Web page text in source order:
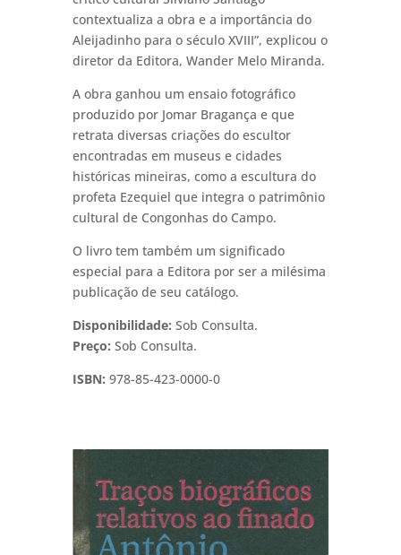
contextualiza a obra e a importância do
Aleijadinho para o século XVIII”, explicou o
diretor da Editora, Wander Melo Miranda.
A obra ganhou um ensaio fotográfico
produzido por Jomar Bragança e que
retrata diversas criações do escultor
encontradas em museus e cidades
históricas mineiras, como a escultura do
profeta Ezequiel que integra o patrimônio
cultural de Congonhas do Campo.
O livro tem também um significado
especial para a Editora por ser a milésima
publicação de seu catálogo.
Disponibilidade: Sob Consulta.
Preço: Sob Consulta.
ISBN: 978-85-423-0000-0